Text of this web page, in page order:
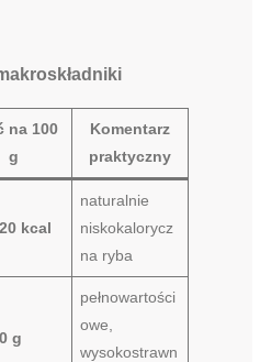
na 100
g
Komentarz
praktyczny
kcal
naturalnie
niskokalorycz
na ryba
g
pełnowartości
owe,
wysokostrawn